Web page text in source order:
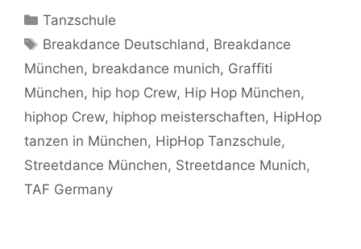
Kategorien
Tanzschule
Schlagwörter
Breakdance Deutschland, Breakdance
München, breakdance munich, Graffiti
München, hip hop Crew, Hip Hop München,
hiphop Crew, hiphop meisterschaften, HipHop
tanzen in München, HipHop Tanzschule,
Streetdance München, Streetdance Munich,
TAF Germany